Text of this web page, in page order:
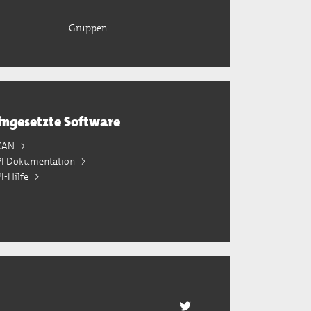
Gruppen
Software
Dokumentation
Hilfe